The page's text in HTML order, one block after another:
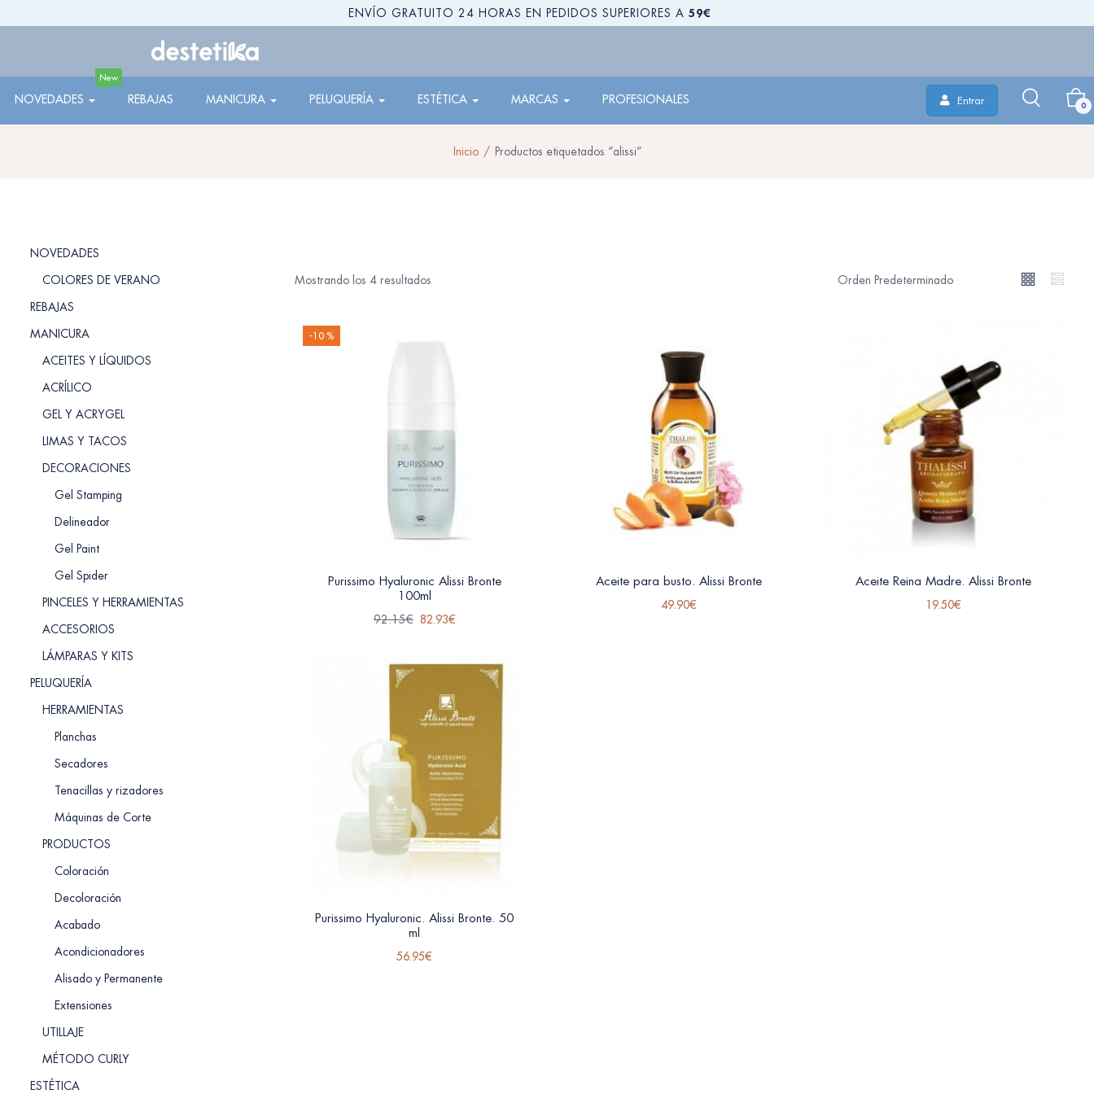
ENVÍO GRATUITO 24 HORAS EN PEDIDOS SUPERIORES A 59€
NOVEDADES
New
REBAJAS MANICURA PELUQUERÍA ESTÉTICA MARCAS PROFESIONALES Entrar 0
Inicio Productos etiquetados “alissi”
NOVEDADES
COLORES DE VERANO
REBAJAS
MANICURA
ACEITES Y LÍQUIDOS
ACRÍLICO
GEL Y ACRYGEL
LIMAS Y TACOS
DECORACIONES
Gel Stamping
Delineador
Gel Paint
Gel Spider
PINCELES Y HERRAMIENTAS
ACCESORIOS
LÁMPARAS Y KITS
PELUQUERÍA
HERRAMIENTAS
Planchas
Secadores
Tenacillas y rizadores
Máquinas de Corte
PRODUCTOS
Coloración
Decoloración
Acabado
Acondicionadores
Alisado y Permanente
Extensiones
UTILLAJE
MÉTODO CURLY
ESTÉTICA
Mostrando los 4 resultados
-10 %
Purissimo Hyaluronic Alissi Bronte
100ml
92.15€ 82.93€
Aceite para busto. Alissi Bronte
49.90€
Aceite Reina Madre. Alissi Bronte
19.50€
Purissimo Hyaluronic. Alissi Bronte. 50
ml
56.95€